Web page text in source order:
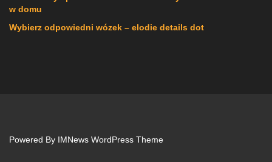
w domu
Wybierz odpowiedni wózek – elodie details dot
Powered By IMNews WordPress Theme